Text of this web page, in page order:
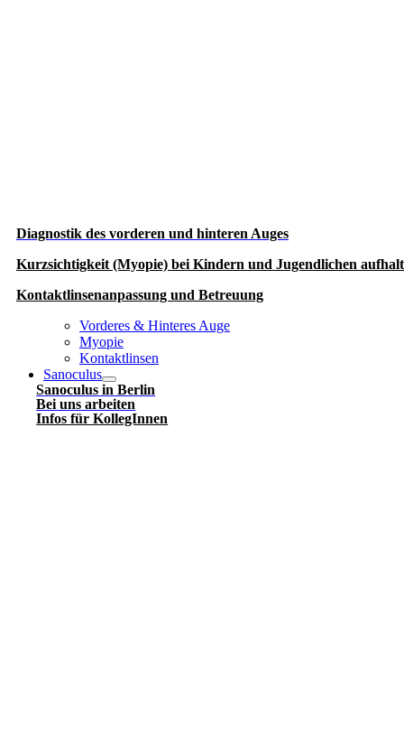
Diagnostik des vorderen und hinteren Auges
Kurzsichtigkeit (Myopie) bei Kindern und Jugendlichen
Kontaktlinsenanpassung und Betreuung
Vorderes & Hinteres Auge
Myopie
Kontaktlinsen
Sanoculus
Sanoculus in Berlin
Bei uns arbeiten
Infos für KollegInnen